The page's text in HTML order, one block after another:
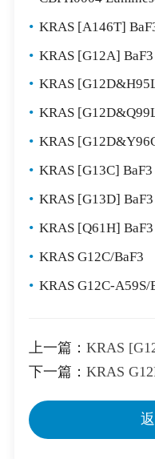
• KRAS [A146T]
• KRAS [G12A] BaF3
• KRAS
• KRAS
• KRAS
• KRAS [G13C] BaF3
• KRAS [G13D] BaF3
• KRAS [Q61H] BaF3
• KRAS G12C/BaF3
• KRAS G12C-A59S/
上一篇： KRAS
下一篇： KRAS